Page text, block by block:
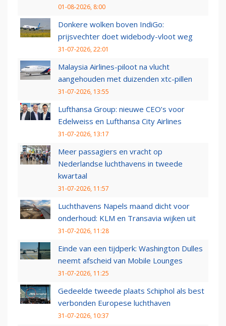
01-08-2026, 8:00
Donkere wolken boven IndiGo:
prijsvechter doet widebody-vloot weg
31-07-2026, 22:01
Malaysia Airlines-piloot na vlucht
aangehouden met duizenden xtc-pillen
31-07-2026, 13:55
Lufthansa Group: nieuwe CEO’s voor
Edelweiss en Lufthansa City Airlines
31-07-2026, 13:17
Meer passagiers en vracht op
Nederlandse luchthavens in tweede
kwartaal
31-07-2026, 11:57
Luchthavens Napels maand dicht voor
onderhoud: KLM en Transavia wijken uit
31-07-2026, 11:28
Einde van een tijdperk: Washington Dulles
neemt afscheid van Mobile Lounges
31-07-2026, 11:25
Gedeelde tweede plaats Schiphol als best
verbonden Europese luchthaven
31-07-2026, 10:37